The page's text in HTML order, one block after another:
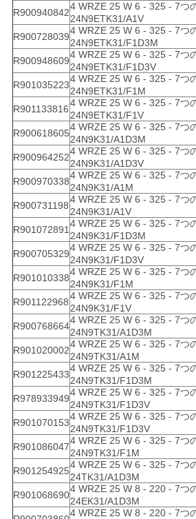
R900940842
4 WRZE 25 W 6 - 325 - 7つ
24N9ETK31/A1V
R900728039
4 WRZE 25 W 6 - 325 - 7つ
24N9ETK31/F1D3M
R900948609
4 WRZE 25 W 6 - 325 - 7つ
24N9ETK31/F1D3V
R901035223
4 WRZE 25 W 6 - 325 - 7つ
24N9ETK31/F1M
R901133816
4 WRZE 25 W 6 - 325 - 7つ
24N9ETK31/F1V
R900618605
4 WRZE 25 W 6 - 325 - 7つ
24N9K31/A1D3M
R900964252
4 WRZE 25 W 6 - 325 - 7つ
24N9K31/A1D3V
R900970338
4 WRZE 25 W 6 - 325 - 7つ
24N9K31/A1M
R900731198
4 WRZE 25 W 6 - 325 - 7つ
24N9K31/A1V
R901072891
4 WRZE 25 W 6 - 325 - 7つ
24N9K31/F1D3M
R900705329
4 WRZE 25 W 6 - 325 - 7つ
24N9K31/F1D3V
R901010338
4 WRZE 25 W 6 - 325 - 7つ
24N9K31/F1M
R901122968
4 WRZE 25 W 6 - 325 - 7つ
24N9K31/F1V
R900768664
4 WRZE 25 W 6 - 325 - 7つ
24N9TK31/A1D3M
R901020002
4 WRZE 25 W 6 - 325 - 7つ
24N9TK31/A1M
R901225433
4 WRZE 25 W 6 - 325 - 7つ
24N9TK31/F1D3M
R978933949
4 WRZE 25 W 6 - 325 - 7つ
24N9TK31/F1D3V
R901070153
4 WRZE 25 W 6 - 325 - 7つ
24N9TK31/F1D3V
R901086047
4 WRZE 25 W 6 - 325 - 7つ
24N9TK31/F1M
R901254925
4 WRZE 25 W 6 - 325 - 7つ
24TK31/A1D3M
R901068690
4 WRZE 25 W 8 - 220 - 7つ
24EK31/A1D3M
4 WRZE 25 W 8 - 220 - 7つ